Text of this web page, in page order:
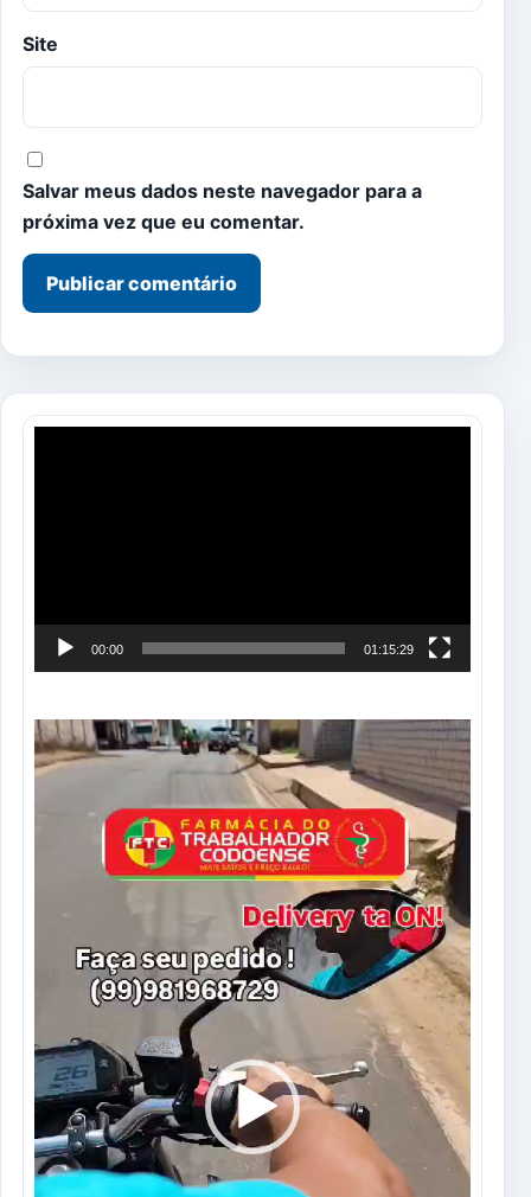
Site
Salvar meus dados neste navegador para a
próxima vez que eu comentar.
00:00 01:15:29
Tocador
de